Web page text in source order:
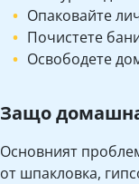
Опаковайте
Почистете
Освободете
Защо
Основният
от шпакловка,